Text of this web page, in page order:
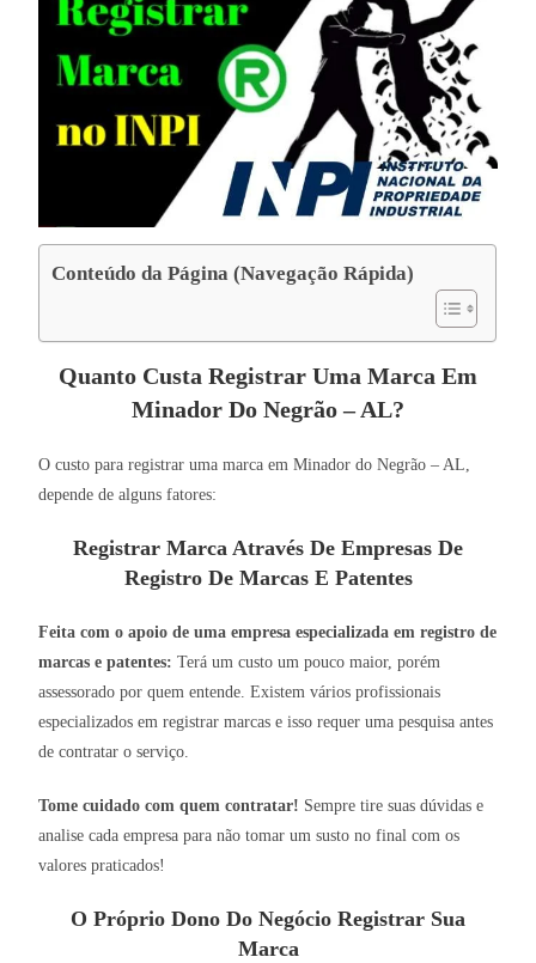
Conteúdo da Página (Navegação Rápida)
Quanto Custa Registrar Uma Marca Em
Minador Do Negrão – AL?
O custo para registrar uma marca em Minador do Negrão – AL,
depende de alguns fatores:
Registrar Marca Através De Empresas De
Registro De Marcas E Patentes
Feita com o apoio de uma empresa especializada em registro de
marcas e patentes: Terá um custo um pouco maior, porém
assessorado por quem entende. Existem vários profissionais
especializados em registrar marcas e isso requer uma pesquisa antes
de contratar o serviço.
Tome cuidado com quem contratar! Sempre tire suas dúvidas e
analise cada empresa para não tomar um susto no final com os
valores praticados!
O Próprio Dono Do Negócio Registrar Sua
Marca